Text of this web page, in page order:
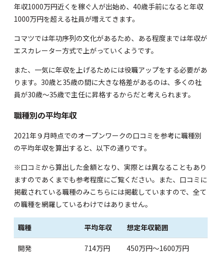
年収1000万円近くを稼ぐ人が出始め、40歳手前になると年収
1000万円を超える社員が増えてきます。
コマツでは年功序列の文化があるため、ある程度までは年収が
エスカレーター方式で上がっていくようです。
また、一気に年収を上げるためには役職アップをする必要があ
ります。30歳と35歳の間に大きな格差があるのは、多くの社
員が30歳～35歳で主任に昇格するからだと考えられます。
職種別の平均年収
2021年９月時点でのオープンワークの口コミを参考に職種別
の平均年収を算出すると、以下の通りです。
※口コミから算出した金額となり、実際とは異なることもあり
ますのであくまでも参考程度にご覧ください。また、口コミに
掲載されている職種のみこちらには掲載していますので、全て
の職種を網羅しているわけではありません。
職種 平均年収 想定年収範囲
開発 714万円 450万円～1600万円